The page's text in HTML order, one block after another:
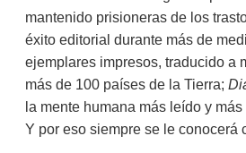
mantenido prisioneras de los
éxito editorial durante más de
ejemplares impresos, traducido a
más de 100 países de la Tierra;
la mente humana más leído y
Y por eso siempre se le conocerá